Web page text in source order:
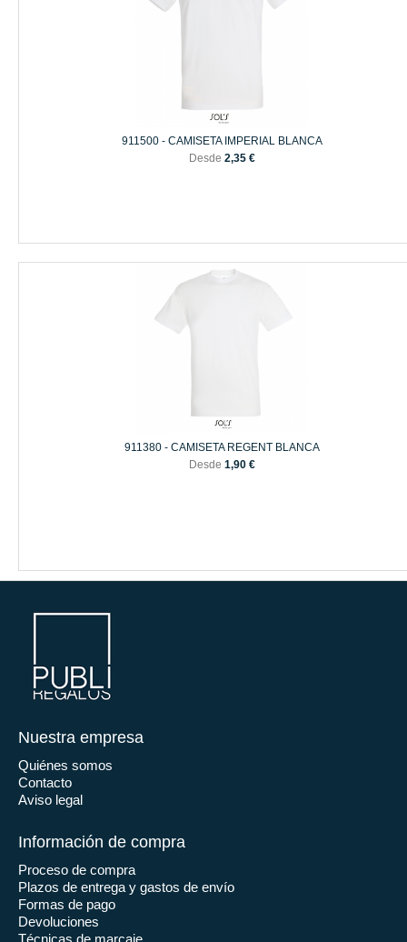
911500 - CAMISETA IMPERIAL BLANCA
Desde 2,35 €
911380 - CAMISETA REGENT BLANCA
Desde 1,90 €
Nuestra empresa
Quiénes somos
Contacto
Aviso legal
Información de compra
Proceso de compra
Plazos de entrega y gastos de envío
Formas de pago
Devoluciones